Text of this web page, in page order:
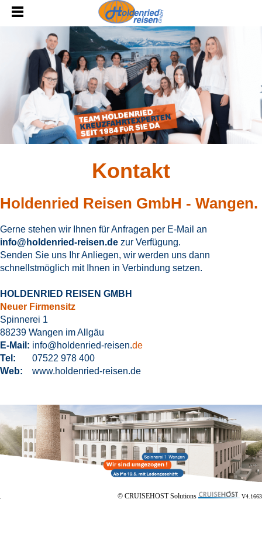
Kontakt
Holdenried Reisen GmbH - Wangen.
Gerne stehen wir Ihnen für Anfragen per E-Mail an
info@holdenried-reisen.de zur Verfügung.
Senden Sie uns Ihr Anliegen, wir werden uns dann
schnellstmöglich mit Ihnen in Verbindung setzen.
HOLDENRIED REISEN GMBH
Neuer Firmensitz
Spinnerei 1
88239 Wangen im Allgäu
E-Mail: info@holdenried-reisen.de
Tel: 07522 978 400
Web: www.holdenried-reisen.de
© CRUISEHOST Solutions V4.1663